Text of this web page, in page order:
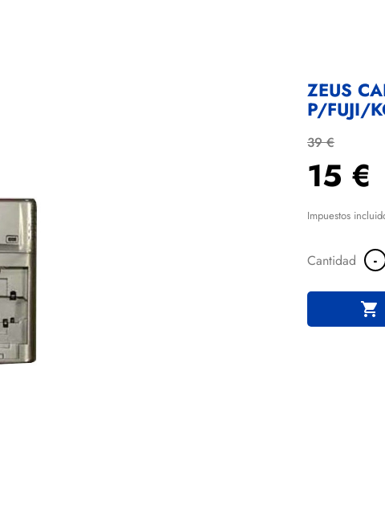
ZEUS
P/FUJI/
39 €
15 €
Impuestos
Cantidad -
